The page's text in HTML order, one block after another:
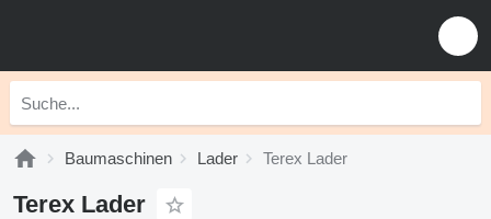
Baumaschinen Lader Terex Lader
Terex Lader